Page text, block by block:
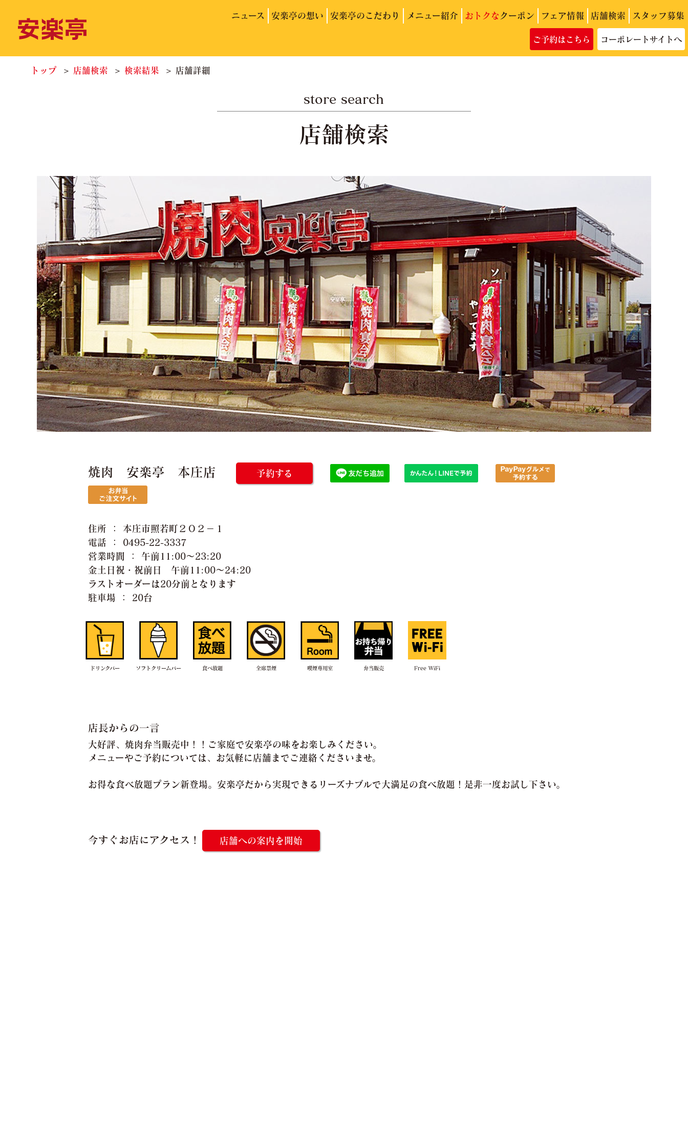
ニュース 安楽亭の想い 安楽亭のこだわり メニュー紹介 おトクなクーポン フェア情報 店舗検索 スタッフ募集
ご予約はこちら コーポレートサイトへ
トップ 店舗検索 検索結果 店舗詳細
store search
店舗検索
焼肉 安楽亭 本庄店 予約する
住所 ： 本庄市照若町２０２−１
電話 ： 0495-22-3337
営業時間 ： 午前11:00〜23:20
金土日祝・祝前日 午前11:00〜24:20
ラストオーダーは20分前となります
駐車場 ： 20台
ドリンクバー ソフトクリームバー 食べ放題 全席禁煙 喫煙専用室 弁当販売 Free WiFi
店長からの一言
大好評、焼肉弁当販売中！！ご家庭で安楽亭の味をお楽しみください。
メニューやご予約については、お気軽に店舗までご連絡くださいませ。
お得な食べ放題プラン新登場。安楽亭だから実現できるリーズナブルで大満足の食べ放題！是非一度お試し下さい。
今すぐお店にアクセス！ 店舗への案内を開始